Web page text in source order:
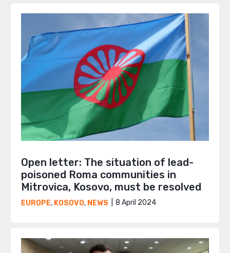
Open letter: The situation of lead-
poisoned Roma communities in
Mitrovica, Kosovo, must be resolved
EUROPE, KOSOVO, NEWS 8 April 2024